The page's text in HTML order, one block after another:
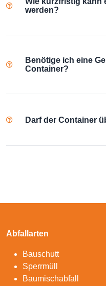
werden?
Benötige ich eine
Container?
Darf der Container
Abfallarten
Bauschutt
Sperrmüll
Baumischabfall